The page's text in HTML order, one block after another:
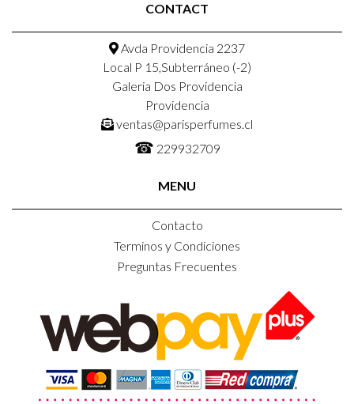
CONTACT
Avda Providencia 2237
Local P 15,Subterráneo (-2)
Galeria Dos Providencia
Providencia
ventas@parisperfumes.cl
☎ 229932709
MENU
Contacto
Terminos y Condiciones
Preguntas Frecuentes